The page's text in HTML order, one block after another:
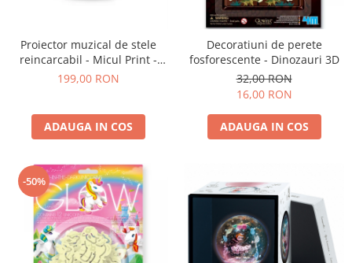
Jucarii Senzoriale
Tempera și acuarele
Proiector muzical de stele
reincarcabil - Micul Print -
Trousselier
199,00 RON
ADAUGA IN COS
Decoratiuni de perete
fosforescente - Dinozauri 3D
32,00 RON
16,00 RON
ADAUGA IN COS
-50%